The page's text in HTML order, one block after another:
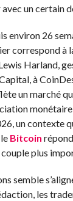
un certain
environ 26
correspond à
Harland,
à
un marché
un contexte
Bitcoin
plus
semble
les